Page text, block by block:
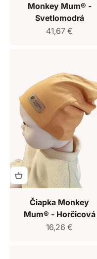
Monkey Mum® -
Svetlomodrá
Predajná cena
41,67 €
Čiapka Monkey
Mum® - Horčicová
Predajná cena
16,26 €